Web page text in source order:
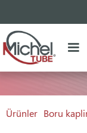
Ürünler Boru